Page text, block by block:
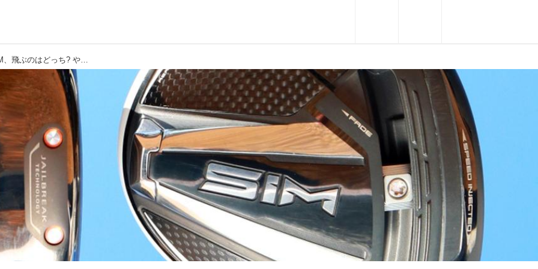
【ドライバー研究】マーベリック&SIM、飛ぶのはどっち? やさしいのはどっち? 2020最新ドライバー試打対決